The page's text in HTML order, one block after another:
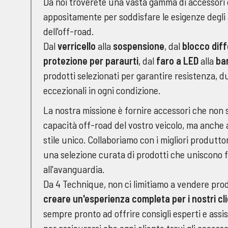
appositamente per soddisfare le esigenze
dell'off-road.
Dalverricello alla sospensione, dal blocco
protezione per paraurti, dal faro a LEDalla
prodotti selezionati per garantire resistenza,
eccezionali in ogni condizione.
La nostra missione è fornire accessori che non
capacità off-road del vostro veicolo, ma anche
stile unico. Collaboriamo con i migliori
una selezione curata di prodotti che uniscono
all'avanguardia.
Da 4 Technique, non ci limitiamo a vendere
creare un'esperienza completa per i nostri
sempre pronto ad offrire consigli esperti e